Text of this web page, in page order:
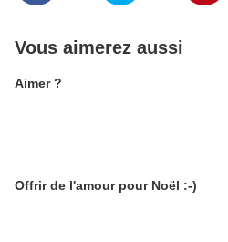
Vous aimerez aussi
Aimer ?
Offrir de l'amour pour Noël :-)